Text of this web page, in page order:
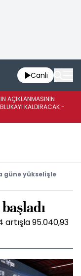
Canlı
AÇIKLANMASININ
KALDIRACAK -
güne yükselişle
artışla 95.040,93